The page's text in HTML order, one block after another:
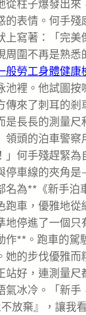
從柱子爆發出
表情。何手
上寫著：「完
圍不再是熟悉
般勞工身體健康
裡。他試圖按
傳來了刺耳的
長長的測量尺
頭的泊車警察
何手殘趕緊
停車線的夾角
名為**《新手泊
車，優雅地
停進了一個只
**。跑車的駕
的步伐優雅而
好，連測量尺
冰冷。「新手
棄』，讓我